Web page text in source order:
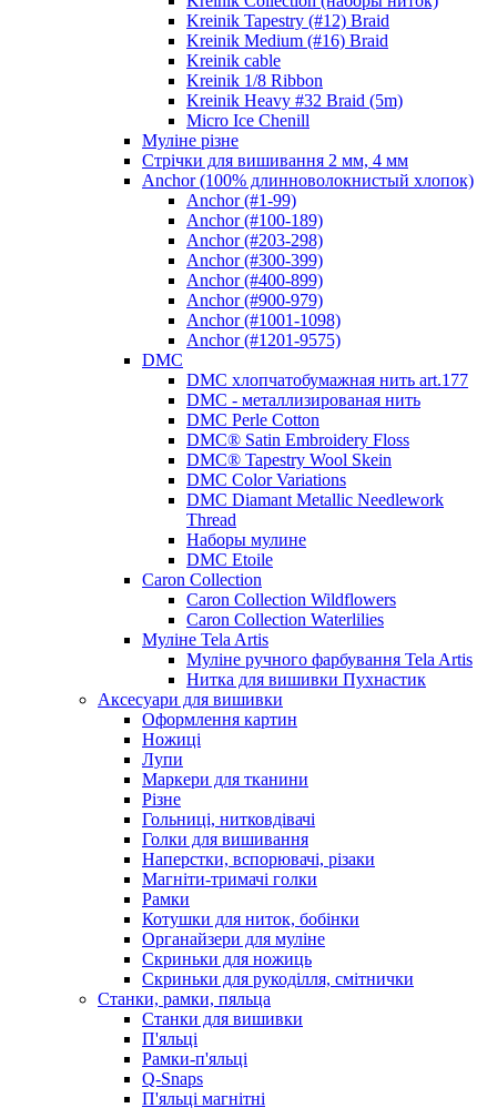
Kreinik Tapestry (#12) Braid
Kreinik Medium (#16) Braid
Kreinik cable
Kreinik 1/8 Ribbon
Kreinik Heavy #32 Braid (5m)
Micro Ice Chenill
Муліне різне
Стрічки для вишивання 2 мм, 4 мм
Anchor (100% длинноволокнистый хлопок)
Anchor (#1-99)
Anchor (#100-189)
Anchor (#203-298)
Anchor (#300-399)
Anchor (#400-899)
Anchor (#900-979)
Anchor (#1001-1098)
Anchor (#1201-9575)
DMC
DMC хлопчатобумажная нить art.177
DMC - металлизированая нить
DMC Perle Cotton
DMC® Satin Embroidery Floss
DMC® Tapestry Wool Skein
DMC Color Variations
DMC Diamant Metallic Needlework
Thread
Наборы мулине
DMC Etoile
Caron Collection
Caron Collection Wildflowers
Caron Collection Waterlilies
Муліне Tela Artis
Муліне ручного фарбування Tela Artis
Нитка для вишивки Пухнастик
Аксесуари для вишивки
Оформлення картин
Ножиці
Лупи
Маркери для тканини
Різне
Гольниці, нитковдівачі
Голки для вишивання
Наперстки, вспорювачі, різаки
Магніти-тримачі голки
Рамки
Котушки для ниток, бобінки
Органайзери для муліне
Скриньки для ножиць
Скриньки для рукоділля, смітнички
Станки, рамки, пяльца
Станки для вишивки
П'яльці
Рамки-п'яльці
Q-Snaps
П'яльці магнітні